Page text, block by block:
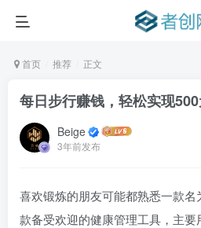
首页 推荐 正文
每日步行赚钱，轻松实现
Beige
3年前发布
喜欢锻炼的朋友可能都熟悉一款名
款备受欢迎的健康管理工具，主